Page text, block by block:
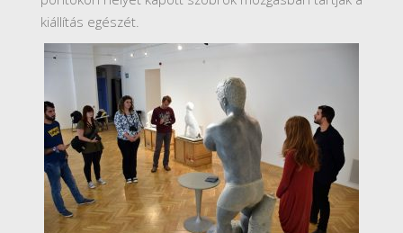
kiállítás egészét.